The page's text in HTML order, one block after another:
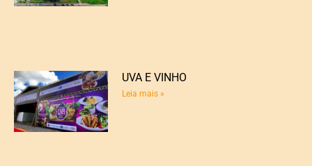
UVA E VINHO
Leia mais »